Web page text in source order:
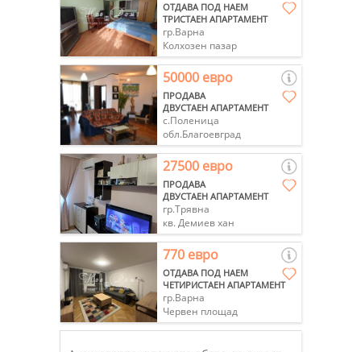
ОТДАВА ПОД НАЕМ
ТРИСТАЕН АПАРТАМЕНТ
гр.Варна
Колхозен пазар
50000 евро
ПРОДАВА
ДВУСТАЕН АПАРТАМЕНТ
с.Поленица
обл.Благоевград
27500 евро
ПРОДАВА
ДВУСТАЕН АПАРТАМЕНТ
гр.Трявна
кв. Демиев хан
770 евро
ОТДАВА ПОД НАЕМ
ЧЕТИРИСТАЕН АПАРТАМЕНТ
гр.Варна
Червен площад